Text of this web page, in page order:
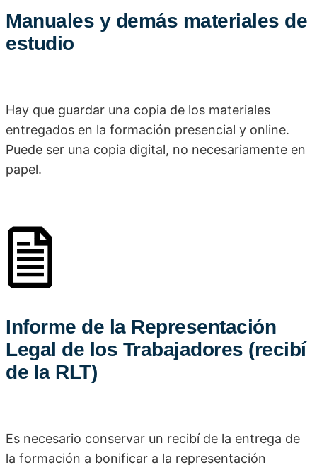
Manuales y demás materiales de
estudio
Hay que guardar una copia de los materiales
entregados en la formación presencial y online.
Puede ser una copia digital, no necesariamente en
papel.
Informe de la Representación
Legal de los Trabajadores (recibí
de la RLT)
Es necesario conservar un recibí de la entrega de
la formación a bonificar a la representación